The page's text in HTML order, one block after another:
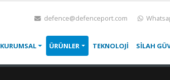
defence@defenceport.com
KURUMSAL ÜRÜNLER TEKNOLOJİ SİLAH